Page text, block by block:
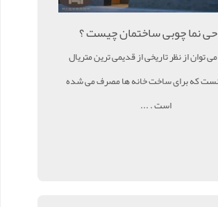
نما چوبی ساختمان چیست ؟
توان از نظر تاریخی از قدیمی ترین متریال
که برای ساخت خانه ها مصرف می شده
است . ...